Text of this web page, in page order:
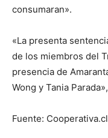
consumaran».
«La presenta
de los miembros del
presencia de
Wong y Tania
Fuente: Cooperativa.cl